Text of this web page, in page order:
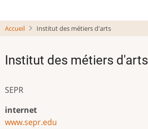
au
contenu
Accueil Institut des métiers d'arts
Institut des métiers d'arts
SEPR
internet
www.sepr.edu